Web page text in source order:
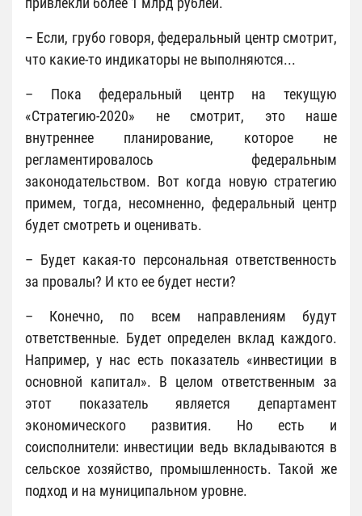
– Если, грубо говоря, федеральный центр смотрит,
что какие-то индикаторы не выполняются...
– Пока федеральный центр на текущую
«Стратегию-2020» не смотрит, это наше
внутреннее планирование, которое не
регламентировалось федеральным
законодательством. Вот когда новую стратегию
примем, тогда, несомненно, федеральный центр
будет смотреть и оценивать.
– Будет какая-то персональная ответственность
за провалы? И кто ее будет нести?
– Конечно, по всем направлениям будут
ответственные. Будет определен вклад каждого.
Например, у нас есть показатель «инвестиции в
основной капитал». В целом ответственным за
этот показатель является департамент
экономического развития. Но есть и
соисполнители: инвестиции ведь вкладываются в
сельское хозяйство, промышленность. Такой же
подход и на муниципальном уровне.